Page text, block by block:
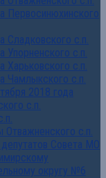
Первосинюхинского
Сладковского с.п.
Упорненского с.п.
Харьковского с.п.
Чамлыкского с.п.
2018 года
с.п.
с.п.
Совета МО
округу №6